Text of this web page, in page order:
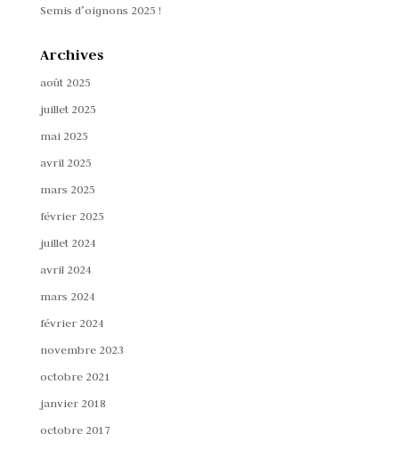
Semis d’oignons 2025 !
Archives
août 2025
juillet 2025
mai 2025
avril 2025
mars 2025
février 2025
juillet 2024
avril 2024
mars 2024
février 2024
novembre 2023
octobre 2021
janvier 2018
octobre 2017